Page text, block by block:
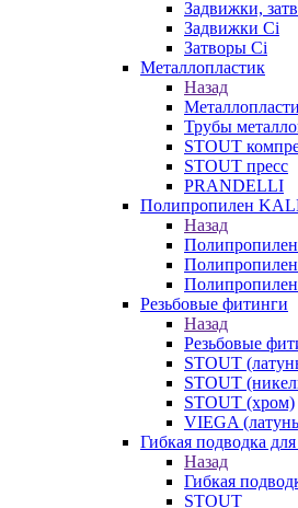
Задвижки,
Задвижки Ci
Затворы Ci
Металлопластик
Назад
Трубы
STOUT
STOUT пресс
PRANDELLI
Полипропилен
Назад
Резьбовые фитинги
Назад
Резьбовые
STOUT
STOUT
STOUT (хром)
VIEGA
Гибкая подводка
Назад
Гибкая
STOUT